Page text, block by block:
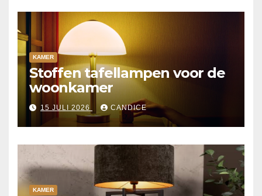
KAMER
Stoffen tafellampen voor de
woonkamer
15 JULI 2026 CANDICE
KAMER